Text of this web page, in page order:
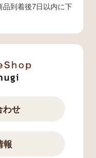
到着後7日以内に下
わせ
報